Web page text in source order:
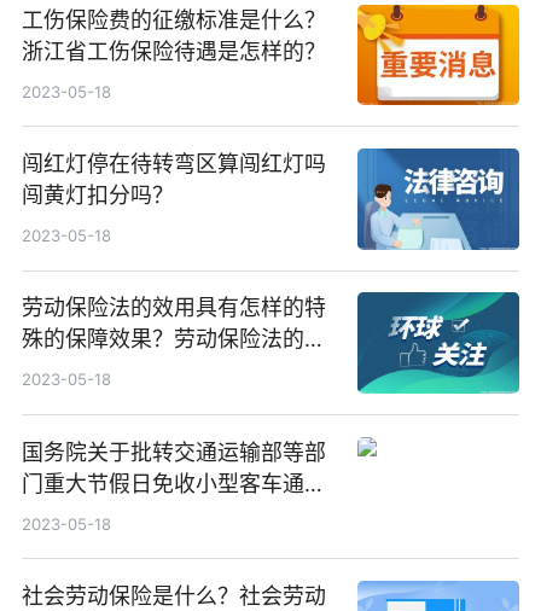
工伤保险费的征缴标准是什么？
浙江省工伤保险待遇是怎样的？
2023-05-18
闯红灯停在待转弯区算闯红灯吗
闯黄灯扣分吗？
2023-05-18
劳动保险法的效用具有怎样的特
殊的保障效果？劳动保险法的基
本内容是什么？
2023-05-18
国务院关于批转交通运输部等部
门重大节假日免收小型客车通行
费实施方案的通知 免费通行的车
2023-05-18
社会劳动保险是什么？社会劳动